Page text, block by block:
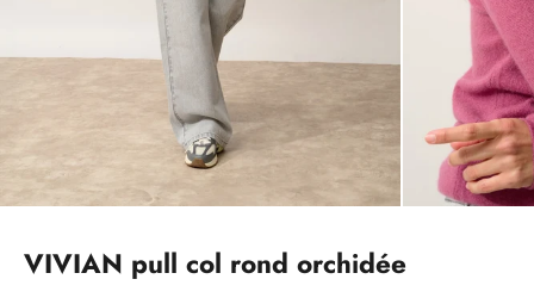
VIVIAN pull col rond orchidée